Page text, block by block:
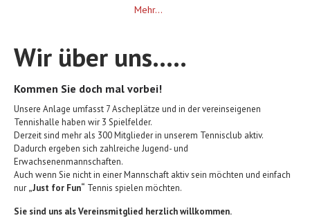
Mehr...
Wir über uns…..
Kommen Sie doch mal vorbei!
Unsere Anlage umfasst 7 Ascheplätze und in der vereinseigenen
Tennishalle haben wir 3 Spielfelder.
Derzeit sind mehr als 300 Mitglieder in unserem Tennisclub aktiv.
Dadurch ergeben sich zahlreiche Jugend- und
Erwachsenenmannschaften.
Auch wenn Sie nicht in einer Mannschaft aktiv sein möchten und einfach
nur „Just for Fun“ Tennis spielen möchten.
Sie sind uns als Vereinsmitglied herzlich willkommen.